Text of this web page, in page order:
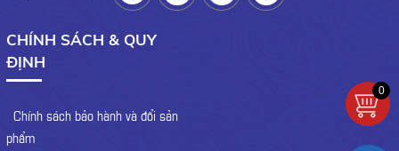
CHÍNH SÁCH & QUY
ĐỊNH
- Chính sách bảo hành và đổi sản
phẩm
0